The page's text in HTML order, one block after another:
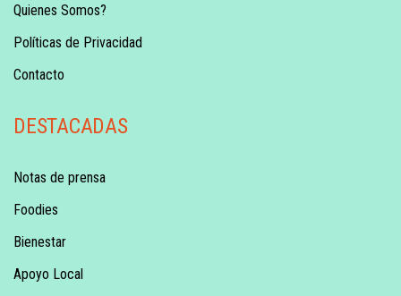
Quienes Somos?
Políticas de Privacidad
Contacto
DESTACADAS
Notas de prensa
Foodies
Bienestar
Apoyo Local